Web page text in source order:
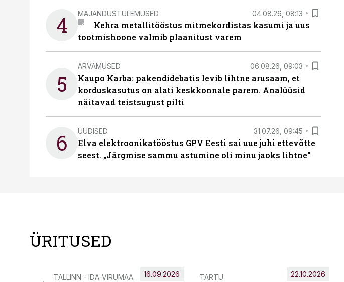
4 MAJANDUSTULEMUSED 04.08.26, 08:13
Kehra metallitööstus mitmekordistas kasumi ja uus
tootmishoone valmib plaanitust varem
5
ARVAMUSED 06.08.26, 09:03
Kaupo Karba: pakendidebatis levib lihtne arusaam, et
korduskasutus on alati keskkonnale parem. Analüüsid
näitavad teistsugust pilti
6 UUDISED 31.07.26, 09:45
Elva elektroonikatööstus GPV Eesti sai uue juhi ettevõtte
seest. „Järgmise sammu astumine oli minu jaoks lihtne“
ÜRITUSED
TALLINN - IDA-VIRUMAA 16.09.2026 TARTU 22.10.2026